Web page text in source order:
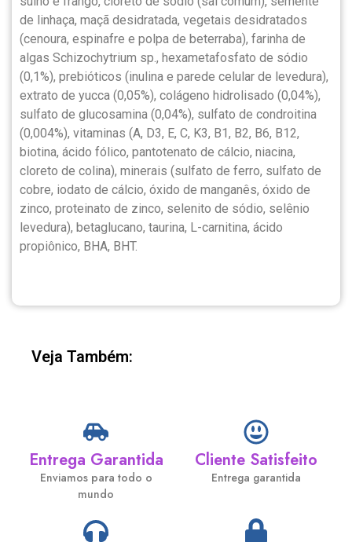
de linhaça, maçã desidratada, vegetais desidratados
(cenoura, espinafre e polpa de beterraba), farinha de
algas Schizochytrium sp., hexametafosfato de sódio
(0,1%), prebióticos (inulina e parede celular de levedura),
extrato de yucca (0,05%), colágeno hidrolisado (0,04%),
sulfato de glucosamina (0,04%), sulfato de condroitina
(0,004%), vitaminas (A, D3, E, C, K3, B1, B2, B6, B12,
biotina, ácido fólico, pantotenato de cálcio, niacina,
cloreto de colina), minerais (sulfato de ferro, sulfato de
cobre, iodato de cálcio, óxido de manganês, óxido de
zinco, proteinato de zinco, selenito de sódio, selênio
levedura), betaglucano, taurina, L-carnitina, ácido
propiônico, BHA, BHT.
Veja Também:
Entrega Garantida
Enviamos para todo o
mundo
Cliente Satisfeito
Entrega garantida